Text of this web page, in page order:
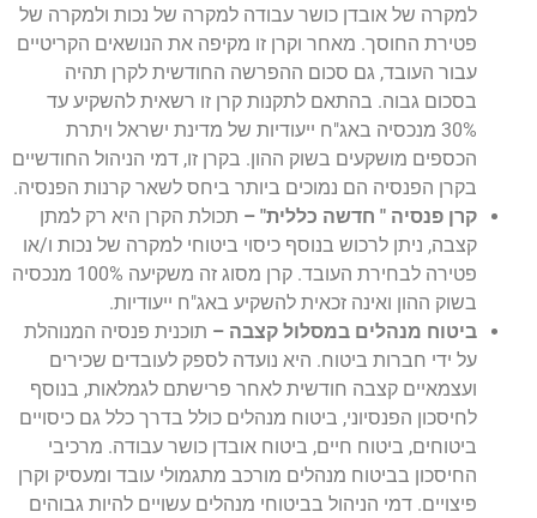
למקרה של אובדן כושר עבודה למקרה של נכות ולמקרה של
פטירת החוסך. מאחר וקרן זו מקיפה את הנושאים הקריטיים
עבור העובד, גם סכום ההפרשה החודשית לקרן תהיה
בסכום גבוה. בהתאם לתקנות קרן זו רשאית להשקיע עד
30% מנכסיה באג"ח ייעודיות של מדינת ישראל ויתרת
הכספים מושקעים בשוק ההון. בקרן זו, דמי הניהול החודשיים
בקרן הפנסיה הם נמוכים ביותר ביחס לשאר קרנות הפנסיה.
קרן פנסיה " חדשה כללית" – תכולת הקרן היא רק למתן
קצבה, ניתן לרכוש בנוסף כיסוי ביטוחי למקרה של נכות ו/או
פטירה לבחירת העובד. קרן מסוג זה משקיעה 100% מנכסיה
בשוק ההון ואינה זכאית להשקיע באג"ח ייעודיות.
ביטוח מנהלים במסלול קצבה – תוכנית פנסיה המנוהלת
על ידי חברות ביטוח. היא נועדה לספק לעובדים שכירים
ועצמאיים קצבה חודשית לאחר פרישתם לגמלאות, בנוסף
לחיסכון הפנסיוני, ביטוח מנהלים כולל בדרך כלל גם כיסויים
ביטוחים, ביטוח חיים, ביטוח אובדן כושר עבודה. מרכיבי
החיסכון בביטוח מנהלים מורכב מתגמולי עובד ומעסיק וקרן
פיצויים. דמי הניהול בביטוחי מנהלים עשויים להיות גבוהים